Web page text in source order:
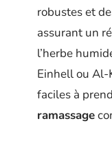
robustes et
assurant un
l’herbe
Einhell ou Al-
faciles à
ramassage